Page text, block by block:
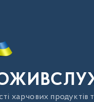
харчових продуктів